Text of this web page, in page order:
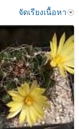
จัดเรียงเนื้อหา